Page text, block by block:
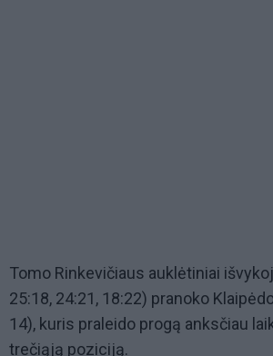
Tomo Rinkevičiaus auklėtiniai
25:18, 24:21, 18:22) pranoko
14), kuris praleido progą anksčiau
trečiąją poziciją.